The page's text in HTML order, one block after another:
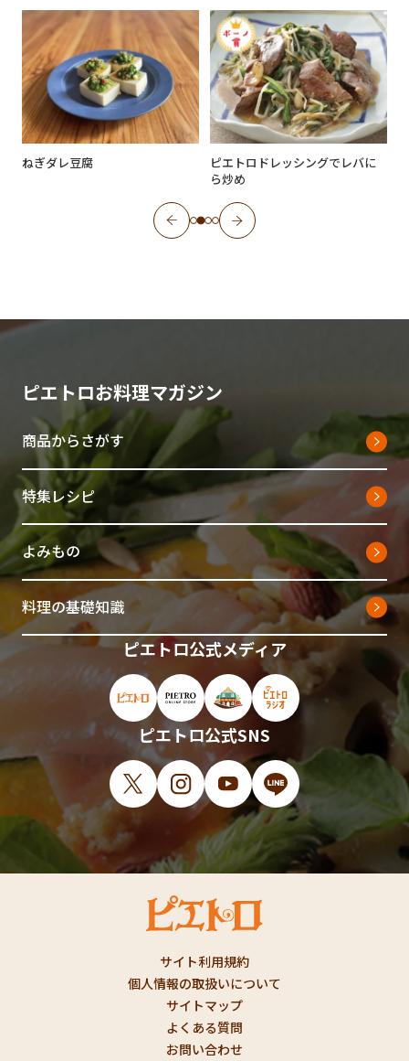
ねぎダレ豆腐
ピエトロドレッシングでレバに
ら炒め
ピエトロお料理マガジン
商品からさがす
特集レシピ
よみもの
料理の基礎知識
ピエトロ公式メディア
ピエトロ公式サイト（新しいウィンドウで
ピエトロオンラインストア（新しい
ピエトロホームタウン（新
ピエトロラジオ（新
ピエトロ公式SNS
X（新しいウィンドウで開きます）
Instagram（新しいウィンドウで開
YouTube（新しいウィンド
LINE（新しいウィン
サイト利用規約
個人情報の取扱いについて
サイトマップ
よくある質問
お問い合わせ